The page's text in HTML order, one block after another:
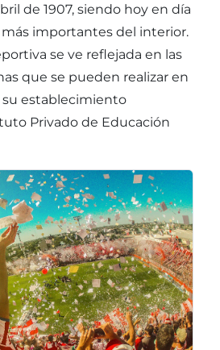
de 1907, siendo hoy en día
importantes del interior.
se ve reflejada en las
que se pueden realizar en
establecimiento
Privado de Educación